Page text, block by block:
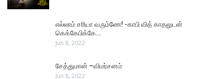
எல்லாம் சரியா வரும்ணே! -காபி வித் காதலுடன்
கெக்கேபிக்கே…
Jun 8, 2022
சேத்துமான் –விமர்சனம்
Jun 8, 2022